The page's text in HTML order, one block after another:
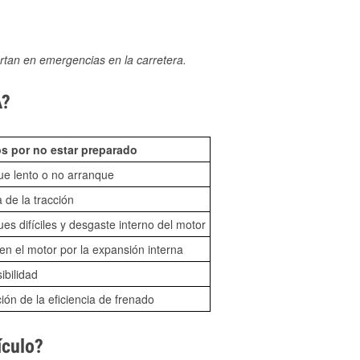
en emergencias en la carretera.
por no estar preparado
lento o no arranque
de la tracción
difíciles y desgaste interno del motor
el motor por la expansión interna
de la eficiencia de frenado